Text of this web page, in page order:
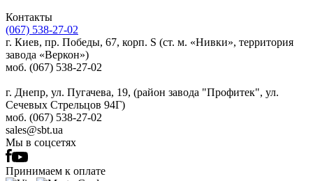
Контакты
(067) 538-27-02
г. Киев, пр. Победы, 67, корп. S (ст. м. «Нивки», территория
завода «Веркон»)
моб. (067) 538-27-02
г. Днепр, ул. Пугачева, 19, (район завода "Профитек", ул.
Сечевых Стрельцов 94Г)
моб. (067) 538-27-02
sales@sbt.ua
Мы в соцсетях
Принимаем к оплате